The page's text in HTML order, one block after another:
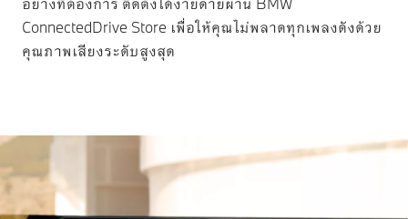
ConnectedDrive Store เพื่อให้คุณไม่พลาดทุกเพลงดังด้วย
คุณภาพเสียงระดับสูงสุด